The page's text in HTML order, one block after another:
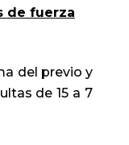
de fuerza
del previo y
de 15 a 7